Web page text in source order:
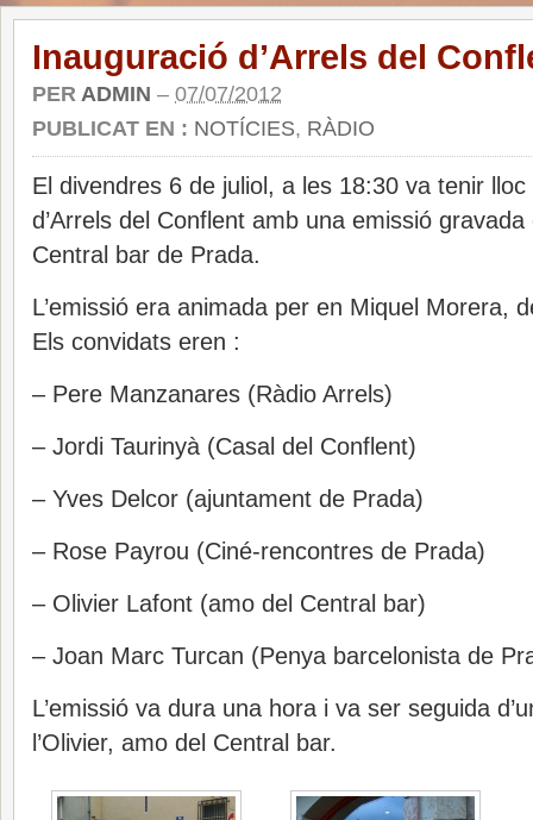
Inauguració d’Arrels del
PER ADMIN – 07/07/2012
PUBLICAT EN : NOTÍCIES, RÀDIO
El divendres 6 de juliol, a les 18:30 va tenir
d’Arrels del Conflent amb una emissió
Central bar de Prada.
L’emissió era animada per en Miquel Morera,
Els convidats eren :
– Pere Manzanares (Ràdio Arrels)
– Jordi Taurinyà (Casal del Conflent)
– Yves Delcor (ajuntament de Prada)
– Rose Payrou (Ciné-rencontres de Prada)
– Olivier Lafont (amo del Central bar)
– Joan Marc Turcan (Penya barcelonista de
L’emissió va dura una hora i va ser seguida
l’Olivier, amo del Central bar.